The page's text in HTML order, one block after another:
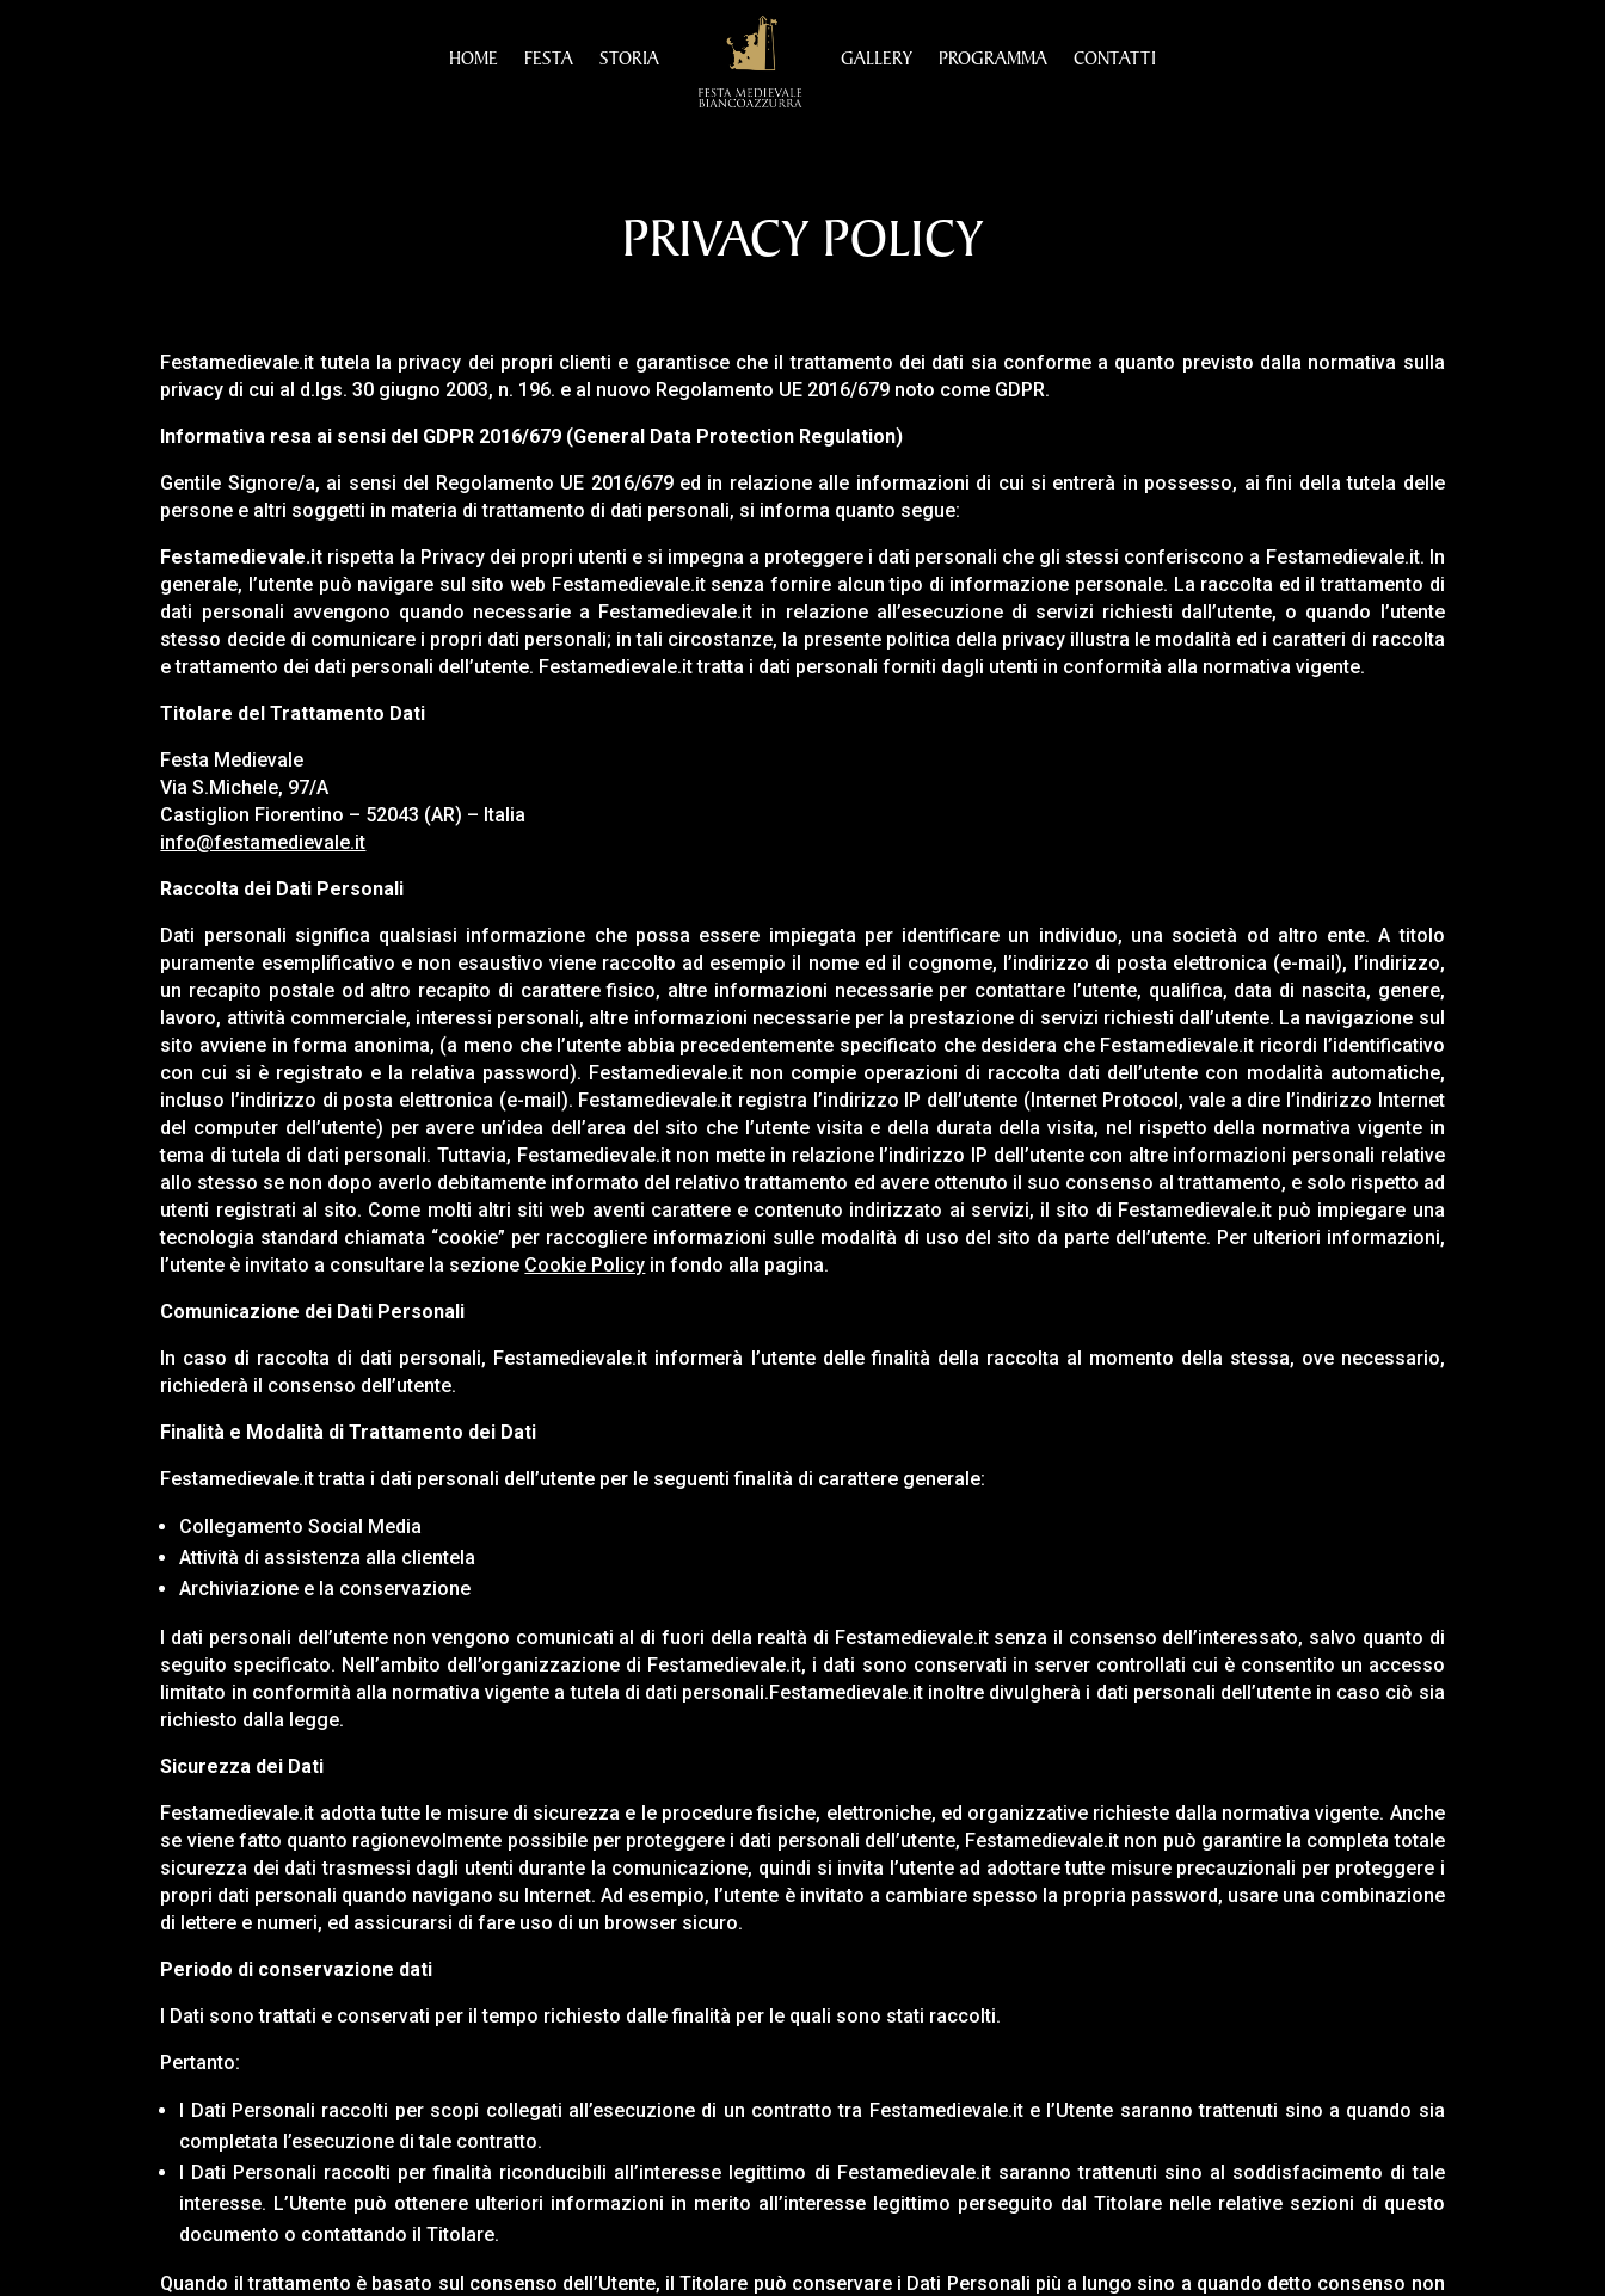
HOME FESTA STORIA GALLERY PROGRAMMA CONTATTI
PRIVACY POLICY
Festamedievale.it tutela la privacy dei propri clienti e garantisce che il trattamento dei dati sia conforme a quanto previsto dalla normativa sulla
privacy di cui al d.lgs. 30 giugno 2003, n. 196. e al nuovo Regolamento UE 2016/679 noto come GDPR.
Informativa resa ai sensi del GDPR 2016/679 (General Data Protection Regulation)
Gentile Signore/a, ai sensi del Regolamento UE 2016/679 ed in relazione alle informazioni di cui si entrerà in possesso, ai fini della tutela delle
persone e altri soggetti in materia di trattamento di dati personali, si informa quanto segue:
Festamedievale.it rispetta la Privacy dei propri utenti e si impegna a proteggere i dati personali che gli stessi conferiscono a Festamedievale.it. In
generale, l’utente può navigare sul sito web Festamedievale.itsenza fornire alcun tipo di informazione personale. La raccolta ed il trattamento di
dati personali avvengono quando necessarie a Festamedievale.it in relazione all’esecuzione di servizi richiesti dall’utente, o quando l’utente
stesso decide di comunicare i propri dati personali; in tali circostanze, la presente politica della privacy illustra le modalità ed i caratteri di raccolta
e trattamento dei dati personali dell’utente. Festamedievale.ittratta i dati personali forniti dagli utenti in conformità alla normativa vigente.
Titolare del Trattamento Dati
Festa Medievale
Via S.Michele, 97/A
Castiglion Fiorentino – 52043 (AR) – Italia
info@festamedievale.it
Raccolta dei Dati Personali
Dati personali significa qualsiasi informazione che possa essere impiegata per identificare un individuo, una società od altro ente. A titolo
puramente esemplificativo e non esaustivo viene raccolto ad esempio il nome ed il cognome, l’indirizzo di posta elettronica (e-mail), l’indirizzo,
un recapito postale od altro recapito di carattere fisico, altre informazioni necessarie per contattare l’utente, qualifica, data di nascita, genere,
lavoro, attività commerciale, interessi personali, altre informazioni necessarie per la prestazione di servizi richiesti dall’utente. La navigazione sul
sito avviene in forma anonima, (a meno che l’utente abbia precedentemente specificato che desidera che Festamedievale.it ricordi l’identificativo
con cui si è registrato e la relativa password). Festamedievale.it non compie operazioni di raccolta dati dell’utente con modalità automatiche,
incluso l’indirizzo di posta elettronica (e-mail). Festamedievale.it registra l’indirizzo IP dell’utente (Internet Protocol, vale a dire l’indirizzo Internet
del computer dell’utente) per avere un’idea dell’area del sito che l’utente visita e della durata della visita, nel rispetto della normativa vigente in
tema di tutela di dati personali. Tuttavia, Festamedievale.itnon mette in relazione l’indirizzo IP dell’utente con altre informazioni personali relative
allo stesso se non dopo averlo debitamente informato del relativo trattamento ed avere ottenuto il suo consenso al trattamento, e solo rispetto ad
utenti registrati al sito. Come molti altri siti web aventi carattere e contenuto indirizzato ai servizi, il sito di Festamedievale.itpuò impiegare una
tecnologia standard chiamata “cookie” per raccogliere informazioni sulle modalità di uso del sito da parte dell’utente. Per ulteriori informazioni,
l’utente è invitato a consultare la sezione Cookie Policy in fondo alla pagina.
Comunicazione dei Dati Personali
In caso di raccolta di dati personali, Festamedievale.it informerà l’utente delle finalità della raccolta al momento della stessa, ove necessario,
richiederà il consenso dell’utente.
Finalità e Modalità di Trattamento dei Dati
Festamedievale.ittratta i dati personali dell’utente per le seguenti finalità di carattere generale:
Collegamento Social Media
Attività di assistenza alla clientela
Archiviazione e la conservazione
I dati personali dell’utente non vengono comunicati al di fuori della realtà di Festamedievale.it senza il consenso dell’interessato, salvo quanto di
seguito specificato. Nell’ambito dell’organizzazione di Festamedievale.it, i dati sono conservati in server controllati cui è consentito un accesso
limitato in conformità alla normativa vigente a tutela di dati personali.Festamedievale.it inoltre divulgherà i dati personali dell’utente in caso ciò sia
richiesto dalla legge.
Sicurezza dei Dati
Festamedievale.it adotta tutte le misure di sicurezza e le procedure fisiche, elettroniche, ed organizzative richieste dalla normativa vigente. Anche
se viene fatto quanto ragionevolmente possibile per proteggere i dati personali dell’utente, Festamedievale.it non può garantire la completa totale
sicurezza dei dati trasmessi dagli utenti durante la comunicazione, quindi si invita l’utente ad adottare tutte misure precauzionali per proteggere i
propri dati personali quando navigano su Internet. Ad esempio, l’utente è invitato a cambiare spesso la propria password, usare una combinazione
di lettere e numeri, ed assicurarsi di fare uso di un browser sicuro.
Periodo di conservazione dati
I Dati sono trattati e conservati per il tempo richiesto dalle finalità per le quali sono stati raccolti.
Pertanto:
I Dati Personali raccolti per scopi collegati all’esecuzione di un contratto tra Festamedievale.ite l’Utente saranno trattenuti sino a quando sia
completata l’esecuzione di tale contratto.
I Dati Personali raccolti per finalità riconducibili all’interesse legittimo di Festamedievale.itsaranno trattenuti sino al soddisfacimento di tale
interesse. L’Utente può ottenere ulteriori informazioni in merito all’interesse legittimo perseguito dal Titolare nelle relative sezioni di questo
documento o contattando il Titolare.
Quando il trattamento è basato sul consenso dell’Utente, il Titolare può conservare i Dati Personali più a lungo sino a quando detto consenso non